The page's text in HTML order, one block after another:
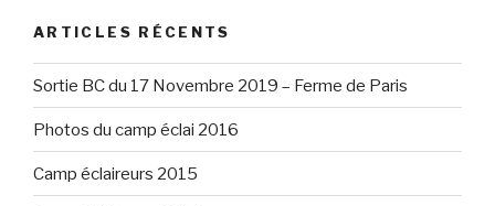
ARTICLES RÉCENTS
Sortie BC du 17 Novembre 2019 – Ferme de Paris
Photos du camp éclai 2016
Camp éclaireurs 2015